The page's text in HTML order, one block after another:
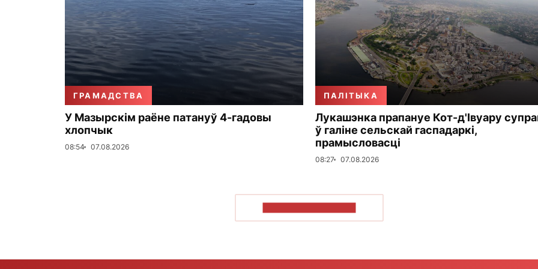
ГРАМАДСТВА
У Мазырскім раёне патануў 4-гадовы
хлопчык
08:54 07.08.2026
ПАЛІТЫКА
Лукашэнка прапануе Кот-д'Івуару
ў галіне сельскай гаспадаркі,
прамысловасці
08:27 07.08.2026